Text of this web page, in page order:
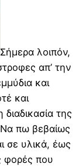
Σήμερα λοιπόν,
απ’ την
και
και
της
Να πω βεβαίως
σε υλικά, έως
φορές που